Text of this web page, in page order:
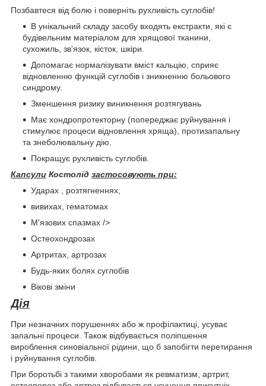
Позбавтеся від болю і поверніть рухливість суглобів!
В унікальний складу засобу входять екстракти, які є
будівельним матеріалом для хрящової тканини,
сухожиль, зв'язок, кісток, шкіри.
Допомагає нормалізувати вміст кальцію, сприяє
відновленню функцій суглобів і зникненню больового
синдрому.
Зменшення ризику виникнення розтягувань
Має хондропротекторну (попереджає руйнування і
стимулює процеси відновлення хряща), протизапальну
та знеболювальну дію.
Покращує рухливість суглобів.
Капсули Костолід застосовують при:
Ударах , розтягненнях,
вивихах, гематомах
М'язових спазмах />
Остеохондрозах
Артритах, артрозах
Будь-яких болях суглобів
Вікові зміни
Дія
При незначних порушеннях або ж профілактиці, усуває
запальні процеси. Також відбувається поліпшення
вироблення синовіальної рідини, що б запобігти перетирання
і руйнування суглобів.
При боротьбі з такими хворобами як ревматизм, артрит,